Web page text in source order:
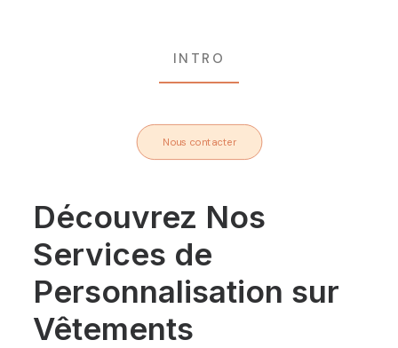
INTRO
Nous contacter
Découvrez Nos
Services de
Personnalisation sur
Vêtements